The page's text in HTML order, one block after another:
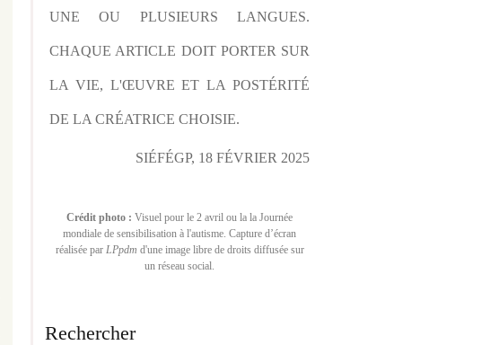
UNE OU PLUSIEURS LANGUES.
CHAQUE ARTICLE DOIT PORTER SUR
LA VIE, L'ŒUVRE ET LA POSTÉRITÉ
DE LA CRÉATRICE CHOISIE.
SIÉFÉGP, 18 FÉVRIER 2025
Crédit photo : Visuel pour le 2 avril ou la la Journée
mondiale de sensibilisation à l'autisme. Capture d’écran
réalisée par LPpdm d'une image libre de droits diffusée sur
un réseau social.
Rechercher